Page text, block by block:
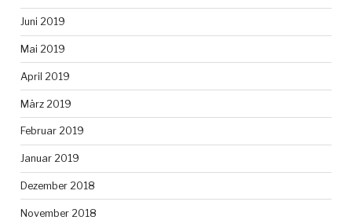
Juni 2019
Mai 2019
April 2019
März 2019
Februar 2019
Januar 2019
Dezember 2018
November 2018